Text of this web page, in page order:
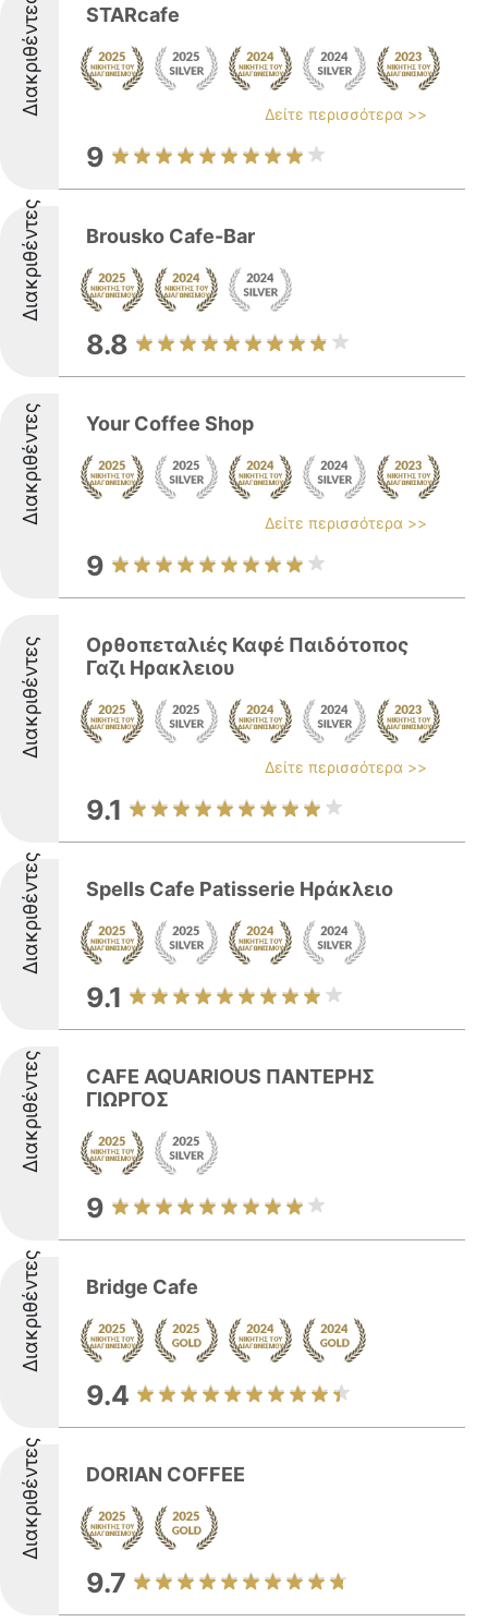
Διακριθέντες STARcafe
Δείτε περισσότερα >>
9
Διακριθέντες Brousko Cafe-Bar
8.8
Διακριθέντες Your Coffee Shop
Δείτε περισσότερα >>
9
Διακριθέντες
Ορθοπεταλιές Καφέ Παιδότοπος
Γαζι Ηρακλειου
Δείτε περισσότερα >>
9.1
Διακριθέντες Spells Cafe Patisserie Ηράκλειο
9.1
Διακριθέντες
CAFE AQUARIOUS ΠΑΝΤΕΡΗΣ
ΓΙΩΡΓΟΣ
9
Διακριθέντες Bridge Cafe
9.4
Διακριθέντες DORIAN COFFEE
9.7